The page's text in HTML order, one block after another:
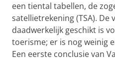
een tiental tabellen, de
satellietrekening (TSA). De
daadwerkelijk geschikt is
toerisme; er is nog weinig
Een eerste conclusie van